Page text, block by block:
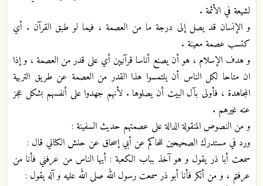
لشيعة في الأئمة .
و الإنسان قد يصل إلى درجة ما من العصمة ، فيما لو طبق القرآن . أي
كتسب عصمة معينة .
و هدف الإسلام ، هو أن يصنع أناسا قرآنيين أي على قدر من العصمة ، و إذا
ان متاحا لكل الناس أن يلتمسوا هذا القدر من العصمة عن طريق التربية
المجاهدة ، فأولى بآل البيت أن يصلوها . لأنهم جهدوا على أنفسهم بشكل عجز
عنه غيرهم .
و من النصوص المنقولة الدالة على عصمتهم حديث السفينة :
ورد في مستدرك الصحيحين للحاكم عن أبي إسحاق عن حنش الكناني قال :
سمعت أبا ذر يقول و هو آخذ بباب الكعبة : أيها الناس من عرفني فأنا من
عرفتم ، و من أنكر فأنا أبو ذر سمعت رسول الله صلى الله عليه و آله يقول :